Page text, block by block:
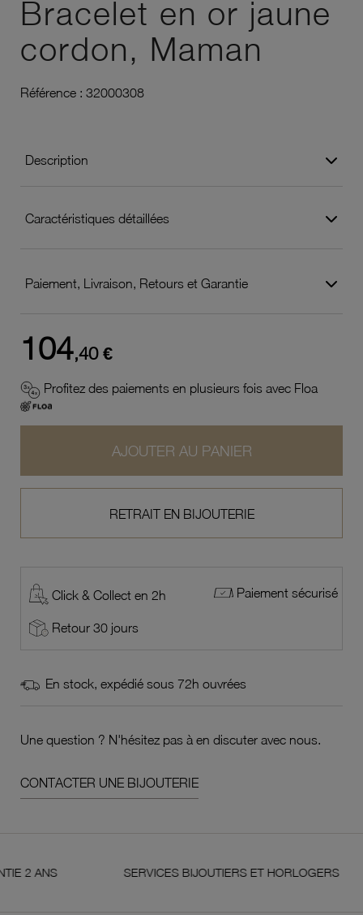
Bracelet en or jaune
cordon, Maman
Référence : 32000308
Description
Caractéristiques détaillées
Paiement, Livraison, Retours et Garantie
104,40 €
Profitez des paiements en plusieurs fois avec Floa
AJOUTER AU PANIER
RETRAIT EN BIJOUTERIE
Click & Collect en 2h Paiement sécurisé
Retour 30 jours
En stock, expédié sous 72h ouvrées
Une question ? N'hésitez pas à en discuter avec nous.
CONTACTER UNE BIJOUTERIE
SERVICES BIJOUTIERS ET HORLOGERS